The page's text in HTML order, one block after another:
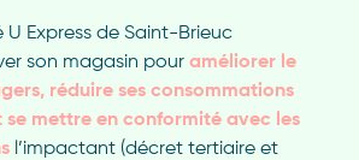
U Express de Saint-Brieuc
son magasin pour améliorer le
réduire ses consommations
se mettre en conformité avec les
l’impactant (décret tertiaire et